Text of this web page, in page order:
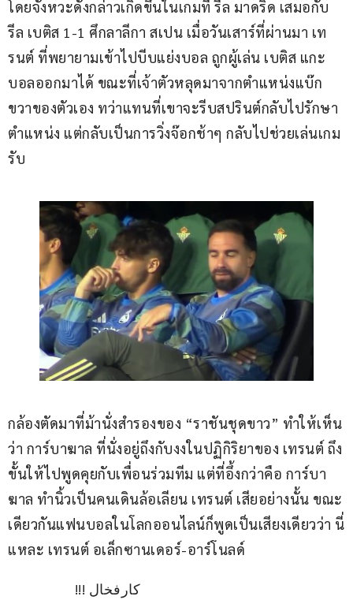
โดยจังหวะดังกล่าวเกิดขึ้นในเกมที่ รีล มาดริด เสมอกับ
รีล เบติส 1-1 ศึกลาลีกา สเปน เมื่อวันเสาร์ที่ผ่านมา เท
รนต์ ที่พยายามเข้าไปบีบแย่งบอล ถูกผู้เล่น เบติส แกะ
บอลออกมาได้ ขณะที่เจ้าตัวหลุดมาจากตำแหน่งแบ๊ก
ขวาของตัวเอง ทว่าแทนที่เขาจะรีบสปรินต์กลับไปรักษา
ตำแหน่ง แต่กลับเป็นการวิ่งจ๊อกช้าๆ กลับไปช่วยเล่นเกม
รับ
กล้องตัดมาที่ม้านั่งสำรองของ “ราชันชุดขาว” ทำให้เห็น
ว่า การ์บาฆาล ที่นั่งอยู่ถึงกับงงในปฏิกิริยาของ เทรนต์ ถึง
ขั้นให้ไปพูดคุยกับเพื่อนร่วมทีม แต่ที่อึ้งกว่าคือ การ์บา
ฆาล ทำนิ้วเป็นคนเดินล้อเลียน เทรนต์ เสียอย่างนั้น ขณะ
เดียวกันแฟนบอลในโลกออนไลน์ก็พูดเป็นเสียงเดียวว่า นี่
แหละ เทรนต์ อเล็กซานเดอร์-อาร์โนลด์
كارفخال !!!